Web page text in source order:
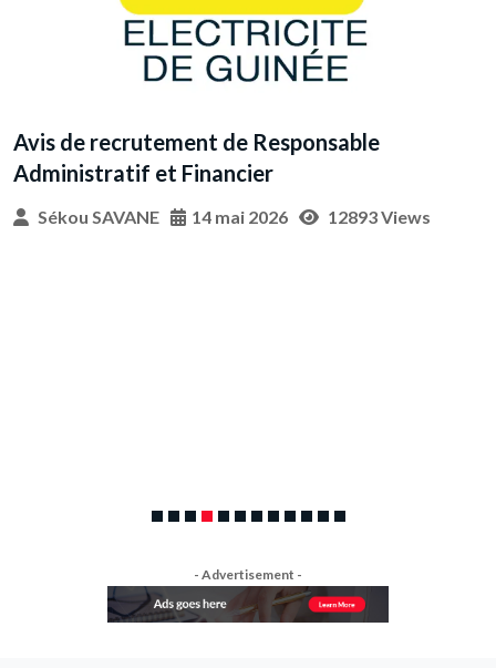
Avis de recrutement de Responsable
Administratif et Financier
Sékou SAVANE 14 mai 2026 12893 Views
- Advertisement -